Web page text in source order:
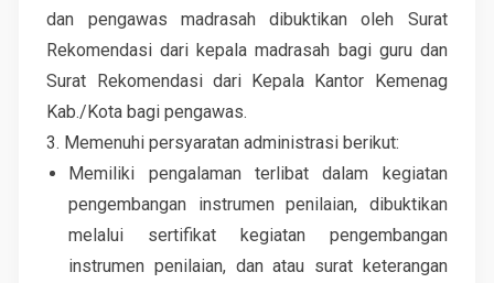
dan pengawas madrasah dibuktikan oleh Surat
Rekomendasi dari kepala madrasah bagi guru dan
Surat Rekomendasi dari Kepala Kantor Kemenag
Kab./Kota bagi pengawas.
3. Memenuhi persyaratan administrasi berikut:
Memiliki pengalaman terlibat dalam kegiatan
pengembangan instrumen penilaian, dibuktikan
melalui sertifikat kegiatan pengembangan
instrumen penilaian, dan atau surat keterangan